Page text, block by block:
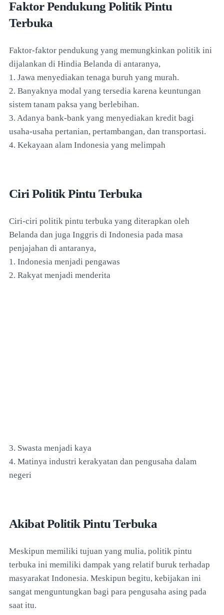
Faktor Pendukung Politik Pintu
Terbuka
Faktor-faktor pendukung yang memungkinkan politik ini
dijalankan di Hindia Belanda di antaranya,
1. Jawa menyediakan tenaga buruh yang murah.
2. Banyaknya modal yang tersedia karena keuntungan
sistem tanam paksa yang berlebihan.
3. Adanya bank-bank yang menyediakan kredit bagi
usaha-usaha pertanian, pertambangan, dan transportasi.
4. Kekayaan alam Indonesia yang melimpah
Ciri Politik Pintu Terbuka
Ciri-ciri politik pintu terbuka yang diterapkan oleh
Belanda dan juga Inggris di Indonesia pada masa
penjajahan di antaranya,
1. Indonesia menjadi pengawas
2. Rakyat menjadi menderita
3. Swasta menjadi kaya
4. Matinya industri kerakyatan dan pengusaha dalam
negeri
Akibat Politik Pintu Terbuka
Meskipun memiliki tujuan yang mulia, politik pintu
terbuka ini memiliki dampak yang relatif buruk terhadap
masyarakat Indonesia. Meskipun begitu, kebijakan ini
sangat menguntungkan bagi para pengusaha asing pada
saat itu.